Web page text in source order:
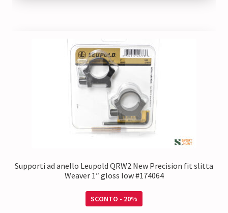
Supporti ad anello Leupold QRW2 New Precision fit slitta
Weaver 1″ gloss low #174064
SCONTO - 20%